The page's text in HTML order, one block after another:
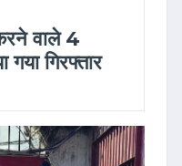
वाले 4
गिरफ्तार